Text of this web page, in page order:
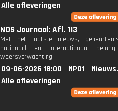
Alle afleveringen
NOS Journaal: Afl. 113
Met het laatste nieuws,
nationaal en internationaal
weersverwachting.
09-06-2026 18:00 NPO1
Alle afleveringen